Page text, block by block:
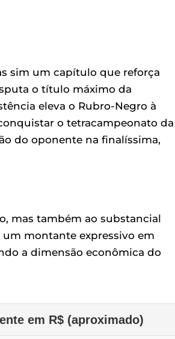
sim um capítulo que reforça
o título máximo da
eleva o Rubro-Negro à
o tetracampeonato da
do oponente na finalíssima,
mas também ao substancial
montante expressivo em
a dimensão econômica do
em R$ (aproximado)